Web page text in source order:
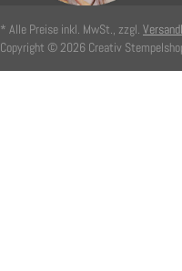
* Alle Preise inkl. MwSt., zzgl.
Copyright © 2026 Creativ